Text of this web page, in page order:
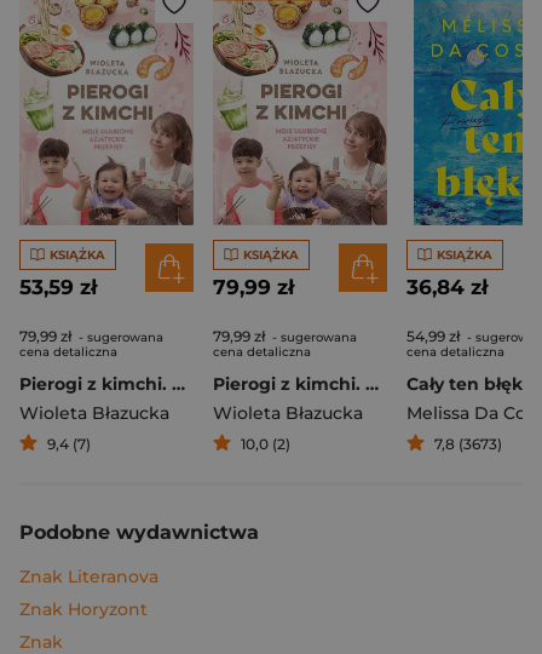
KSIĄŻKA
53,59 zł
79,99 zł - sugerowana
cena detaliczna
Pierogi z kimchi. Moje ulubione azjatyckie przepisy
Wioleta Błazucka
9,4 (7)
KSIĄŻKA
79,99 zł
79,99 zł - sugerowana
cena detaliczna
Pierogi z kimchi. Moje ulubione azjatyckie przepisy - książka z autografem
Wioleta Błazucka
10,0 (2)
KSIĄŻKA
36,84 zł
54,99 zł -
cena detaliczna
Cały ten błękit
Melissa Da
7,8 (3673)
Podobne wydawnictwa
Znak Literanova
Znak Horyzont
Znak